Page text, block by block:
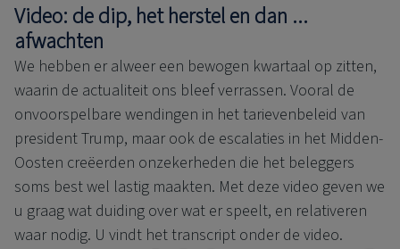
Video: de dip, het herstel en dan ...
afwachten
We hebben er alweer een bewogen kwartaal op zitten,
waarin de actualiteit ons bleef verrassen. Vooral de
onvoorspelbare wendingen in het tarievenbeleid van
president Trump, maar ook de escalaties in het Midden-
Oosten creëerden onzekerheden die het beleggers
soms best wel lastig maakten. Met deze video geven we
u graag wat duiding over wat er speelt, en relativeren
waar nodig. U vindt het transcript onder de video.